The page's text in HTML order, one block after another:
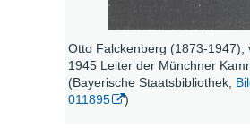
Otto Falckenberg (1873-1947),
1945 Leiter der Münchner
(Bayerische Staatsbibliothek,
011895
)